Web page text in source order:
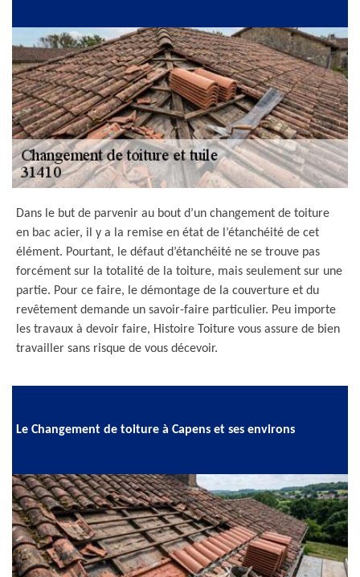
Dans le but de parvenir au bout d’un changement de toiture
en bac acier, il y a la remise en état de l’étanchéité de cet
élément. Pourtant, le défaut d’étanchéité ne se trouve pas
forcément sur la totalité de la toiture, mais seulement sur une
partie. Pour ce faire, le démontage de la couverture et du
revêtement demande un savoir-faire particulier. Peu importe
les travaux à devoir faire, Histoire Toiture vous assure de bien
travailler sans risque de vous décevoir.
Le Changement de toiture à Capens et ses environs